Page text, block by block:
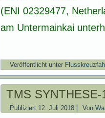
(ENI 02329477,
am Untermainkai
Veröffentlicht unter
TMS SYNTHESE-
Publiziert 12. Juli 2018 Von